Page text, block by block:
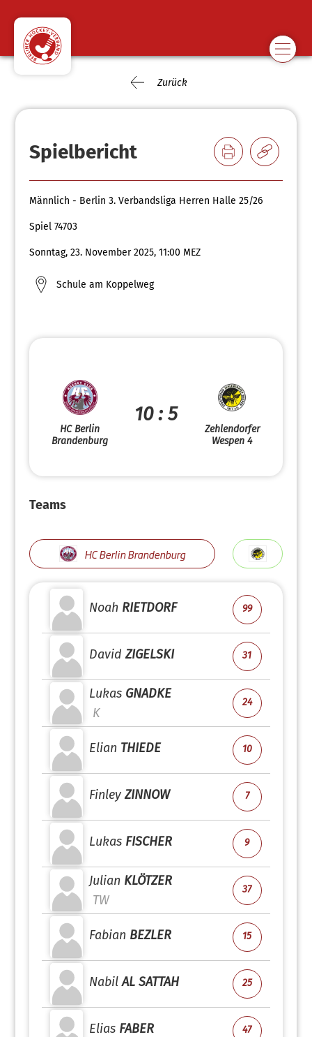
Zurück
Spielbericht
Männlich - Berlin 3. Verbandsliga Herren Halle 25/26
Spiel 74703
Sonntag, 23. November 2025, 11:00 MEZ
Schule am Koppelweg
HC Berlin
Brandenburg
10 : 5
Zehlendorfer
Wespen 4
Teams
HC Berlin Brandenburg
Noah RIETDORF 99
David ZIGELSKI 31
Lukas GNADKE
K
24
Elian THIEDE 10
Finley ZINNOW 7
Lukas FISCHER 9
Julian KLÖTZER
TW
37
Fabian BEZLER 15
Nabil AL SATTAH 25
Elias FABER 47